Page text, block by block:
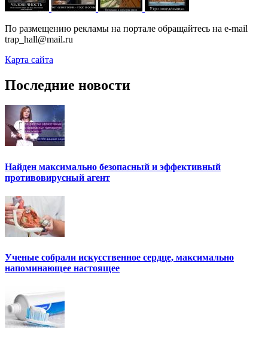
По размещению рекламы на портале обращайтесь на e-mail
trap_hall@mail.ru
Карта сайта
Последние новости
Найден максимально безопасный и эффективный
противовирусный агент
Ученые собрали искусственное сердце, максимально
напоминающее настоящее